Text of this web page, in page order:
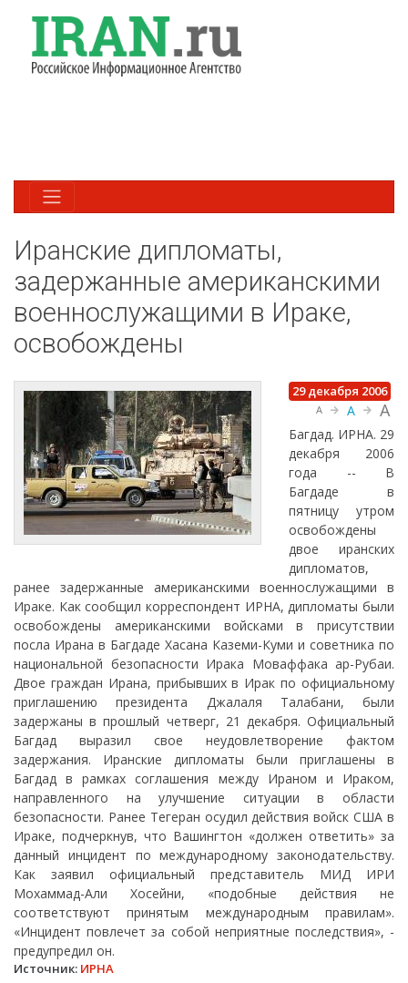
Иранские дипломаты,
задержанные американскими
военнослужащими в Ираке,
освобождены
29 декабря 2006
A A A
Багдад. ИРНА. 29
декабря 2006
года -- В
Багдаде в
пятницу утром
освобождены
двое иранских
дипломатов,
ранее задержанные американскими военнослужащими в
Ираке. Как сообщил корреспондент ИРНА, дипломаты были
освобождены американскими войсками в присутствии
посла Ирана в Багдаде Хасана Каземи-Куми и советника по
национальной безопасности Ирака Моваффака ар-Рубаи.
Двое граждан Ирана, прибывших в Ирак по официальному
приглашению президента Джалаля Талабани, были
задержаны в прошлый четверг, 21 декабря. Официальный
Багдад выразил свое неудовлетворение фактом
задержания. Иранские дипломаты были приглашены в
Багдад в рамках соглашения между Ираном и Ираком,
направленного на улучшение ситуации в области
безопасности. Ранее Тегеран осудил действия войск США в
Ираке, подчеркнув, что Вашингтон «должен ответить» за
данный инцидент по международному законодательству.
Как заявил официальный представитель МИД ИРИ
Мохаммад-Али Хосейни, «подобные действия не
соответствуют принятым международным правилам».
«Инцидент повлечет за собой неприятные последствия», -
предупредил он.
Источник: ИРНА